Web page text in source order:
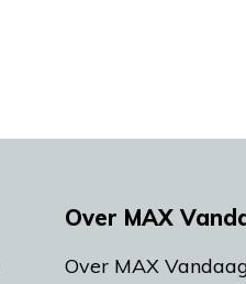
Over MAX
Over MAX